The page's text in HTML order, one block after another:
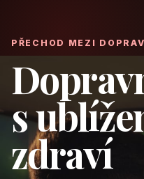
PŘECHOD MEZI
s
zdraví